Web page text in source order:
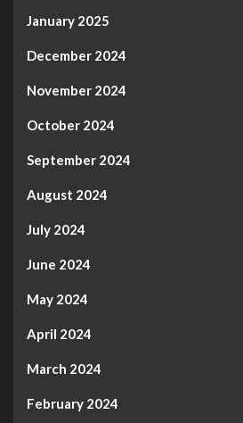
January 2025
December 2024
November 2024
October 2024
September 2024
August 2024
July 2024
June 2024
May 2024
April 2024
March 2024
February 2024